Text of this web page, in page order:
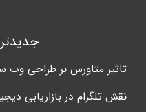
تاثیر متاورس بر طراحی وب
نقش تلگرام در بازاریابی